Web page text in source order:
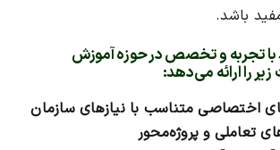
باشد.
با تجربه و تخصص در حوزه آموزش
را ارائه می‌دهد:
اختصاصی متناسب با نیازهای سازمان
تعاملی و پروژه‌محور